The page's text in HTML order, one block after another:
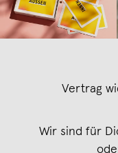
Vertrag
Wir sind für